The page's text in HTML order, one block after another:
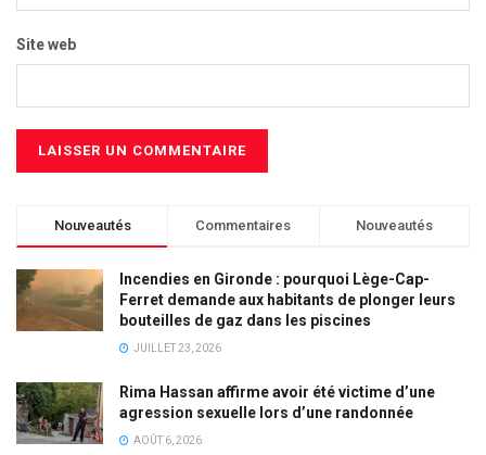
Site web
Nouveautés Commentaires Nouveautés
Incendies en Gironde : pourquoi Lège-Cap-
Ferret demande aux habitants de plonger leurs
bouteilles de gaz dans les piscines
JUILLET 23, 2026
Rima Hassan affirme avoir été victime d’une
agression sexuelle lors d’une randonnée
AOÛT 6, 2026